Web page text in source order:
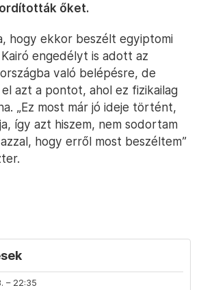
őket.
hogy ekkor beszélt egyiptomi
engedélyt is adott az
való belépésre, de
azt a pontot, ahol ez fizikailag
„Ez most már jó ideje történt,
így azt hiszem, nem sodortam
hogy erről most beszéltem”
– 22:35